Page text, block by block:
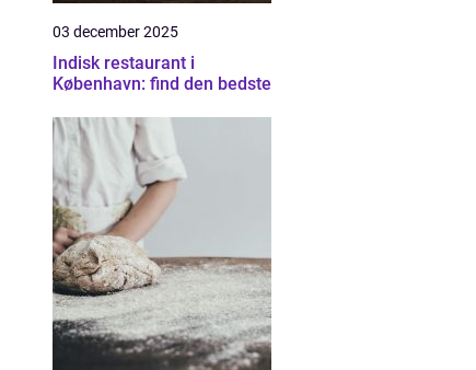
03 december 2025
Indisk restaurant i
København: find den bedste